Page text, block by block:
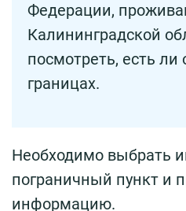
Федерации,
Калининградской
посмотреть, есть ли
границах.
Необходимо выбрать
пограничный пункт и
информацию.